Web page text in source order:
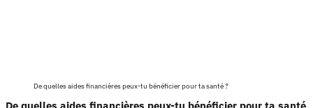
De quelles aides financières peux-tu bénéficier pour ta santé ?